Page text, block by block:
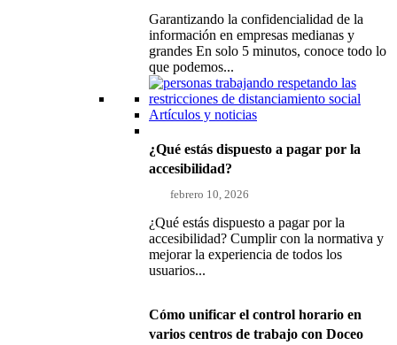
Garantizando la confidencialidad de la
información en empresas medianas y
grandes En solo 5 minutos, conoce todo lo
que podemos...
Artículos y noticias
¿Qué estás dispuesto a pagar por la
accesibilidad?
febrero 10, 2026
¿Qué estás dispuesto a pagar por la
accesibilidad? Cumplir con la normativa y
mejorar la experiencia de todos los
usuarios...
Cómo unificar el control horario en
varios centros de trabajo con Doceo